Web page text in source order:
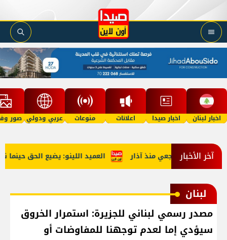
اخبار لبنان اخبار صيدا اعلانات منوعات عربي ودولي صور
آخر الأخبار العميد اللينو: يضيع الحق حينما
لبنان
مصدر رسمي لبناني للجزيرة: استمرار الخروق
سيؤدي إما لعدم توجهنا للمفاوضات أو